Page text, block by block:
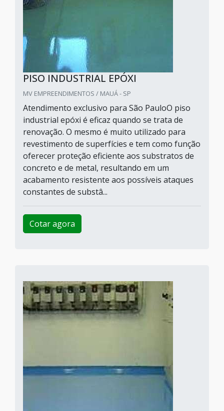
PISO INDUSTRIAL EPÓXI
MV EMPREENDIMENTOS / MAUÁ - SP
Atendimento exclusivo para São PauloO piso
industrial epóxi é eficaz quando se trata de
renovação. O mesmo é muito utilizado para
revestimento de superfícies e tem como função
oferecer proteção eficiente aos substratos de
concreto e de metal, resultando em um
acabamento resistente aos possíveis ataques
constantes de substâ...
Cotar agora